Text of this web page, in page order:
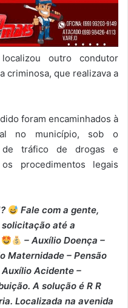
outro condutor
criminosa, que realizava a
foram encaminhados à
no município, sob o
de tráfico de drogas e
procedimentos legais
Fale com a gente,
solicitação até a
– Auxílio Doença –
Maternidade – ⁠Pensão
Acidente –
A solução é R R
Localizada na avenida